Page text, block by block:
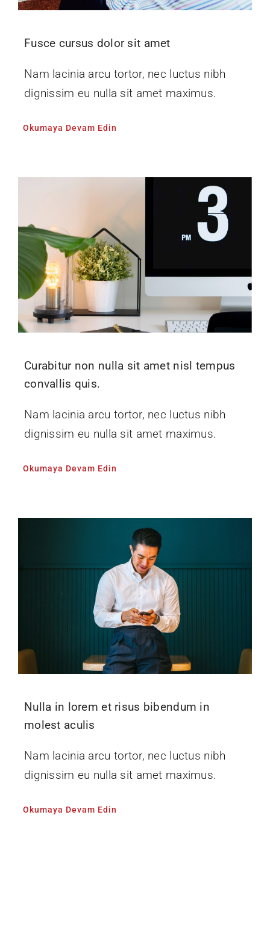
Fusce cursus dolor sit amet
Nam lacinia arcu tortor, nec luctus nibh
dignissim eu nulla sit amet maximus.
Okumaya Devam Edin
Curabitur non nulla sit amet nisl tempus
convallis quis.
Nam lacinia arcu tortor, nec luctus nibh
dignissim eu nulla sit amet maximus.
Okumaya Devam Edin
Nulla in lorem et risus bibendum in
molest aculis
Nam lacinia arcu tortor, nec luctus nibh
dignissim eu nulla sit amet maximus.
Okumaya Devam Edin